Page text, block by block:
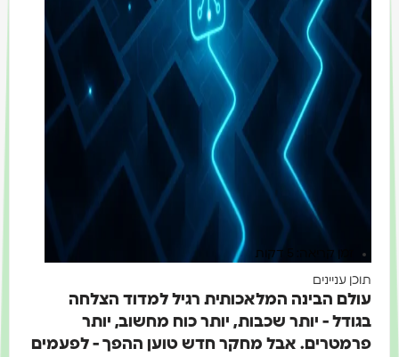
זמן קריאה: 5 דקות
תוכן עניינים
עולם הבינה המלאכותית רגיל למדוד הצלחה
בגודל - יותר שכבות, יותר כוח מחשוב, יותר
פרמטרים. אבל מחקר חדש טוען ההפך - לפעמים